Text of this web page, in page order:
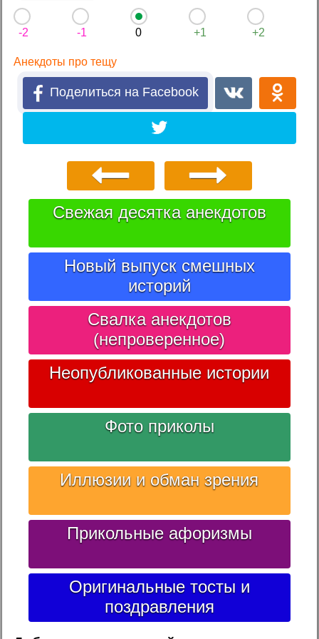
-2 -1 0 +1 +2
Анекдоты про тещу
Поделиться на Facebook
Свежая десятка анекдотов
Новый выпуск смешных
историй
Свалка анекдотов
(непроверенное)
Неопубликованные истории
Фото приколы
Иллюзии и обман зрения
Прикольные афоризмы
Оригинальные тосты и
поздравления